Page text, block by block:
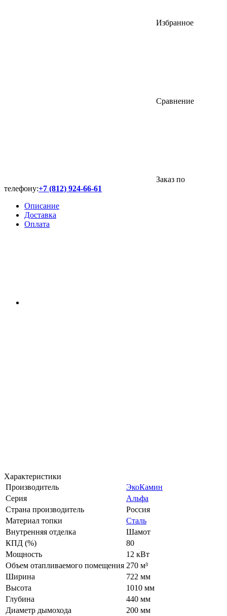
Избранное
Сравнение
Заказ по
телефону:+7 (812) 924-66-61
Описание
Доставка
Оплата
Характеристики
Производитель
ЭкоКамин
Серия
Альфа
Страна производитель
Россия
Материал топки
Сталь
Внутренняя отделка
Шамот
КПД (%)
80
Мощность
12 кВт
Объем отапливаемого помещения 270 м³
Ширина
722 мм
Высота
1010 мм
Глубина
440 мм
Диаметр дымохода
200 мм